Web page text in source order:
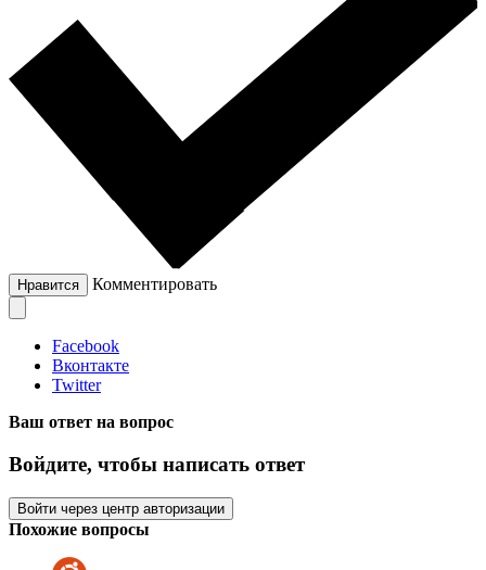
Нравится Комментировать
Facebook
Вконтакте
Twitter
Ваш ответ на вопрос
Войдите, чтобы написать ответ
Войти через центр авторизации
Похожие вопросы